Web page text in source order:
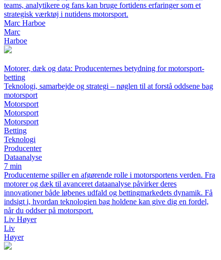
teams, analytikere og fans kan bruge fortidens erfaringer som et
strategisk værktøj i nutidens motorsport.
Marc Harboe
Marc
Harboe
Motorer, dæk og data: Producenternes betydning for motorsport-
betting
Teknologi, samarbejde og strategi – nøglen til at forstå oddsene bag
motorsport
Motorsport
Motorsport
Motorsport
Betting
Teknologi
Producenter
Dataanalyse
7 min
Producenterne spiller en afgørende rolle i motorsportens verden. Fra
motorer og dæk til avanceret dataanalyse påvirker deres
innovationer både løbenes udfald og bettingmarkedets dynamik. Få
indsigt i, hvordan teknologien bag holdene kan give dig en fordel,
når du oddser på motorsport.
Liv Høyer
Liv
Høyer